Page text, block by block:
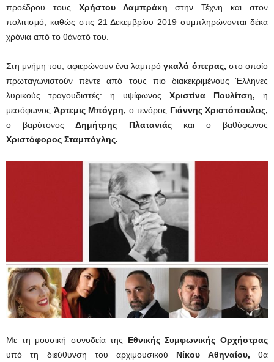
προέδρου τους Χρήστου Λαμπράκηστην Τέχνη και στον
πολιτισμό, καθώς στις 21 Δεκεμβρίου 2019 συμπληρώνονται δέκα
χρόνια από το θάνατό του.
Στη μνήμη του, αφιερώνουν ένα λαμπρόγκαλά όπερας, στο οποίο
πρωταγωνιστούν πέντε από τους πιο διακεκριμένους Έλληνες
λυρικούς τραγουδιστές: η υψίφωνος Χριστίνα Πουλίτση, η
μεσόφωνος Άρτεμις Μπόγρη, ο τενόρος Γιάννης Χριστόπουλος,
ο βαρύτονος Δημήτρης Πλατανιάς και ο βαθύφωνος
Χριστόφορος Σταμπόγλης.
Με τη μουσική συνοδεία της Εθνικής Συμφωνικής Ορχήστρας
υπό τη διεύθυνση του αρχιμουσικού Νίκου Αθηναίου, θα